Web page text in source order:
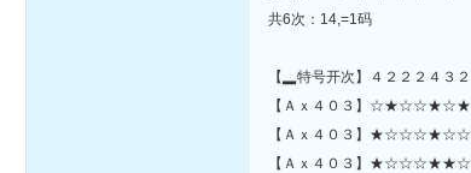
共6次：14,=1码
【▂特号开次】４２２２４３
【Ａｘ４０３】
【Ａｘ４０３】
【Ａｘ４０３】